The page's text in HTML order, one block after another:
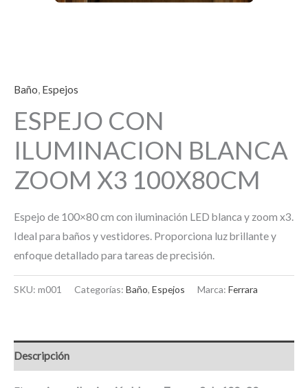
Baño, Espejos
ESPEJO CON
ILUMINACION BLANCA
ZOOM X3 100X80CM
Espejo de 100×80 cm con iluminación LED blanca y zoom x3.
Ideal para baños y vestidores. Proporciona luz brillante y
enfoque detallado para tareas de precisión.
SKU: m001 Categorías: Baño, Espejos Marca: Ferrara
Descripción